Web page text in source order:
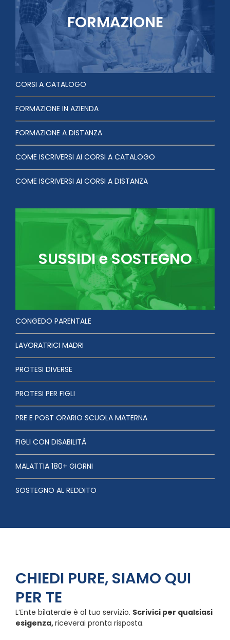
FORMAZIONE
CORSI A CATALOGO
FORMAZIONE IN AZIENDA
FORMAZIONE A DISTANZA
COME ISCRIVERSI AI CORSI A CATALOGO
COME ISCRIVERSI AI CORSI A DISTANZA
SUSSIDI e SOSTEGNO
CONGEDO PARENTALE
LAVORATRICI MADRI
PROTESI DIVERSE
PROTESI PER FIGLI
PRE E POST ORARIO SCUOLA MATERNA
FIGLI CON DISABILITÀ
MALATTIA 180+ GIORNI
SOSTEGNO AL REDDITO
CHIEDI PURE, SIAMO QUI
PER TE
L’Ente bilaterale è al tuo servizio. Scrivici per qualsiasi
esigenza,riceverai pronta risposta.